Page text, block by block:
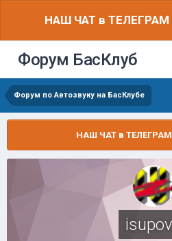
НАШ ЧАТ в
Форум БасКлуб
Форум по Автозвуку на БасКлубе
НАШ ЧАТ в